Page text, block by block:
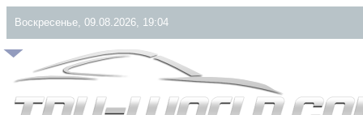
Воскресенье, 09.08.2026, 19:04